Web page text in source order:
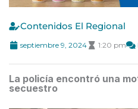
Contenidos El Regional
septiembre 9, 2024 1:20 pm
La policía encontró una
secuestro